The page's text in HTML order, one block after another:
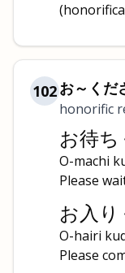
102お～くだ
honorific
お待ち
O-machi
Please
お入り
O-hairi
Please